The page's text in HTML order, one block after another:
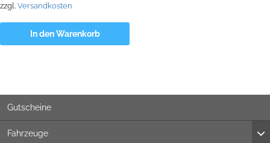
zzgl. Versandkosten
In den Warenkorb
Gutscheine
Fahrzeuge